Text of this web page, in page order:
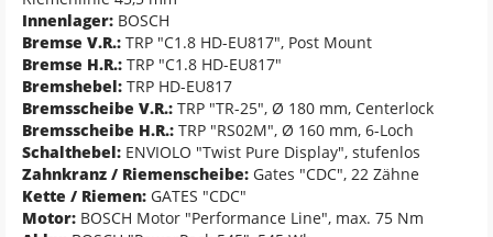
Innenlager: BOSCH
Bremse V.R.: TRP "C1.8 HD-EU817", Post Mount
Bremse H.R.: TRP "C1.8 HD-EU817"
Bremshebel: TRP HD-EU817
Bremsscheibe V.R.: TRP "TR-25", Ø 180 mm, Centerlock
Bremsscheibe H.R.: TRP "RS02M", Ø 160 mm, 6-Loch
Schalthebel: ENVIOLO "Twist Pure Display", stufenlos
Zahnkranz / Riemenscheibe: Gates "CDC", 22 Zähne
Kette / Riemen: GATES "CDC"
Motor: BOSCH Motor "Performance Line", max. 75 Nm